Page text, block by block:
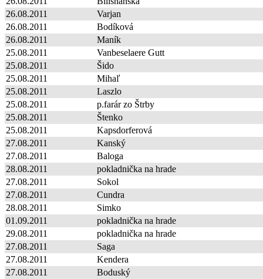
26.08.2011
Varjan
26.08.2011
Bodíková
26.08.2011
Maník
25.08.2011
Vanbeselaere Gutt
25.08.2011
Šido
25.08.2011
Mihaľ
25.08.2011
Laszlo
25.08.2011
p.farár zo Štrby
25.08.2011
Štenko
25.08.2011
Kapsdorferová
27.08.2011
Kanský
27.08.2011
Baloga
28.08.2011
pokladnička na hrade
27.08.2011
Sokol
27.08.2011
Cundra
28.08.2011
Simko
01.09.2011
pokladnička na hrade
29.08.2011
pokladnička na hrade
27.08.2011
Saga
27.08.2011
Kendera
27.08.2011
Boduský